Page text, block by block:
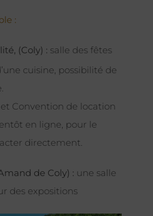
:
(Coly) : salle des fêtes
cuisine, possibilité de
Convention de location
en ligne, pour le
directement.
de Coly) : une salle
des expositions